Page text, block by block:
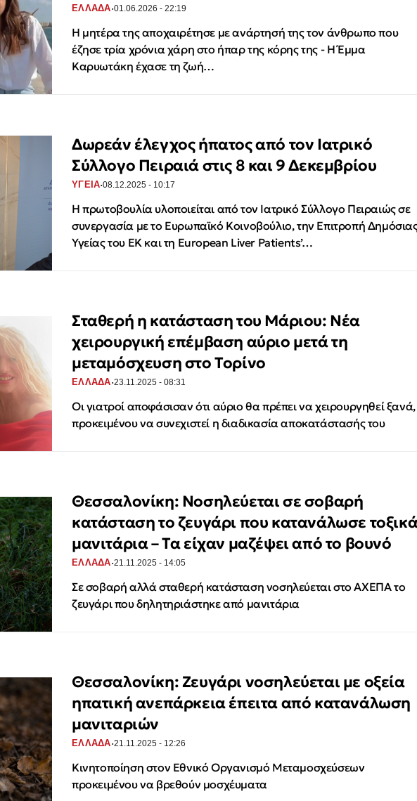
ΕΛΛΑΔΑ·01.06.2026 - 22:19
Η μητέρα της αποχαιρέτησε με ανάρτησή της τον άνθρωπο που
έζησε τρία χρόνια χάρη στο ήπαρ της κόρης της - Η Έμμα
Καρυωτάκη έχασε τη ζωή…
Δωρεάν έλεγχος ήπατος από τον Ιατρικό
Σύλλογο Πειραιά στις 8 και 9 Δεκεμβρίου
ΥΓΕΙΑ·08.12.2025 - 10:17
Η πρωτοβουλία υλοποιείται από τον Ιατρικό Σύλλογο Πειραιώς σε
συνεργασία με το Ευρωπαϊκό Κοινοβούλιο, την Επιτροπή
Υγείας του ΕΚ και τη European Liver Patients’…
Σταθερή η κατάσταση του Μάριου: Νέα
χειρουργική επέμβαση αύριο μετά τη
μεταμόσχευση στο Τορίνο
ΕΛΛΑΔΑ·23.11.2025 - 08:31
Οι γιατροί αποφάσισαν ότι αύριο θα πρέπει να χειρουργηθεί ξανά,
προκειμένου να συνεχιστεί η διαδικασία αποκατάστασής του
Θεσσαλονίκη: Νοσηλεύεται σε σοβαρή
κατάσταση το ζευγάρι που κατανάλωσε
μανιτάρια – Τα είχαν μαζέψει από το βουνό
ΕΛΛΑΔΑ·21.11.2025 - 14:05
Σε σοβαρή αλλά σταθερή κατάσταση νοσηλεύεται στο ΑΧΕΠΑ το
ζευγάρι που δηλητηριάστηκε από μανιτάρια
Θεσσαλονίκη: Ζευγάρι νοσηλεύεται με οξεία
ηπατική ανεπάρκεια έπειτα από κατανάλωση
μανιταριών
ΕΛΛΑΔΑ·21.11.2025 - 12:26
Κινητοποίηση στον Εθνικό Οργανισμό Μεταμοσχεύσεων
προκειμένου να βρεθούν μοσχέυματα